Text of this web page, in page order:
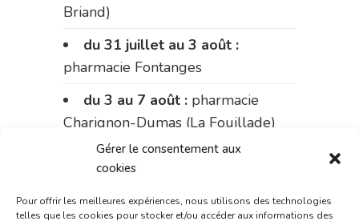
Gérer le consentement aux
cookies
Pour offrir les meilleures expériences, nous utilisons des technologies
telles que les cookies pour stocker et/ou accéder aux informations des
Briand)
du 31 juillet au 3 août :
pharmacie Fontanges
du 3 au 7 août : pharmacie
Charignon-Dumas (La Fouillade)
du 7 au 14 août :pharmacie
Bonnemaire (rue Saint-Jacques)
du 15 au 17 août :pharmacie